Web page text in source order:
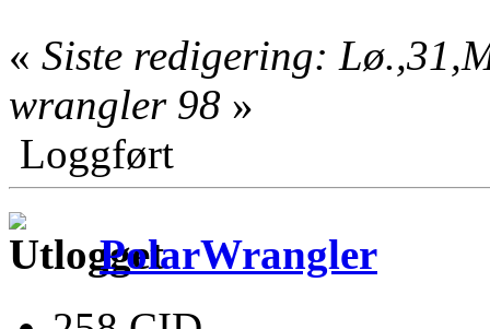
« Siste redigering:
wrangler 98 »
Loggført
PolarWrangler